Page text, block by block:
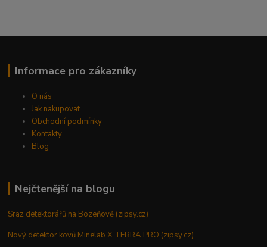
Informace pro zákazníky
O nás
Jak nakupovat
Obchodní podmínky
Kontakty
Blog
Nejčtenější na blogu
Sraz detektorářů na Bozeňově (zipsy.cz)
Nový detektor kovů Minelab X TERRA PRO (zipsy.cz)